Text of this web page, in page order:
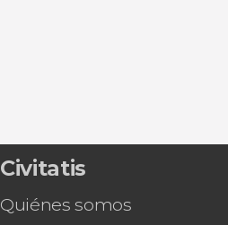
Civitatis
Quiénes somos